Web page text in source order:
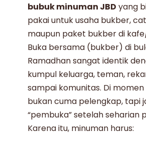
bubuk minuman JBD yang
pakai untuk usaha bukber,
maupun paket bukber di
Buka bersama (bukber) di
Ramadhan sangat identik
kumpul keluarga, teman,
sampai komunitas. Di momen
bukan cuma pelengkap, tapi
“pembuka” setelah seharian
Karena itu, minuman harus: